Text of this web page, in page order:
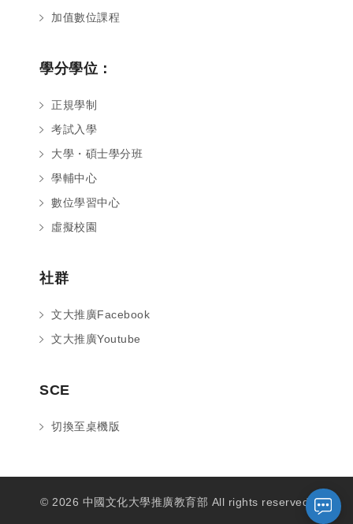
加值數位課程
學分學位：
正規學制
考試入學
大學・碩士學分班
學輔中心
數位學習中心
虛擬校園
社群
文大推廣Facebook
文大推廣Youtube
SCE
切換至桌機版
© 2026 中國文化大學推廣教育部 All rights reserved.